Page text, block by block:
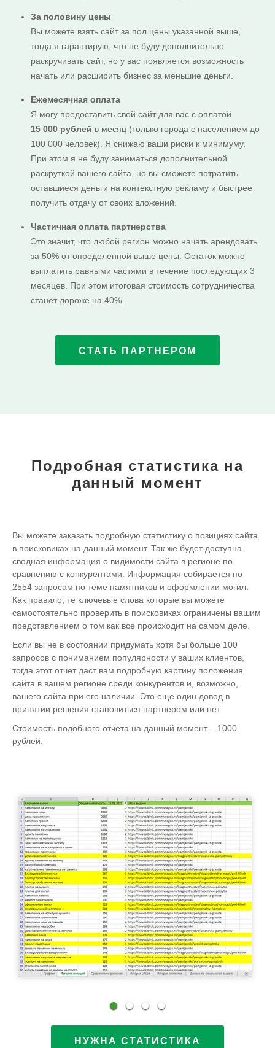
За половину цены
Вы можете взять сайт за пол цены указанной выше,
тогда я гарантирую, что не буду дополнительно
раскручивать сайт, но у вас появляется возможность
начать или расширить бизнес за меньшие деньги.
Ежемесячная оплата
Я могу предоставить свой сайт для вас с оплатой
15 000 рублей в месяц (только города с населением до
100 000 человек). Я снижаю ваши риски к минимуму.
При этом я не буду заниматься дополнительной
раскруткой вашего сайта, но вы сможете потратить
оставшиеся деньги на контекстную рекламу и быстрее
получить отдачу от своих вложений.
Частичная оплата партнерства
Это значит, чтолюбой регион можно начать арендовать
за 50% от определенной выше цены. Остаток можно
выплатить равными частями в течение последующих 3
месяцев. При этом итоговая стоимость сотрудничества
станет дороже на 40%.
СТАТЬ ПАРТНЕРОМ
Подробная статистика на
данный момент
Вы можете заказать подробную статистику о позициях сайта
в поисковиках на данный момент. Так же будет доступна
сводная информация о видимости сайта в регионе по
сравнению с конкурентами. Информация собирается по
2554 запросам по теме памятников и оформлении могил.
Как правило, те ключевые слова которые вы можете
самостоятельно проверить в поисковиках ограничены вашим
представлением о том как все происходит на самом деле.
Если вы не в состоянии придумать хотя бы больше 100
запросов с пониманием популярности у ваших клиентов,
тогда этот отчет даст вам подробную картину положения
сайта в вашем регионе среди конкурентов и, возможно,
вашего сайта при его наличии. Это еще один довод в
принятии решения становиться партнером или нет.
Стоимость подобного отчета на данный момент – 1000
рублей.
НУЖНА СТАТИСТИКА